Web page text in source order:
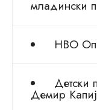
младински
НВО
Детски
Демир